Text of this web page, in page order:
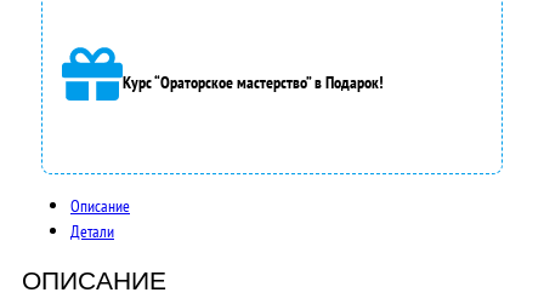
а
8
5
0
0
0
,
Курс “Ораторское мастерство” в Подарок!
Описание
Детали
ОПИСАНИЕ